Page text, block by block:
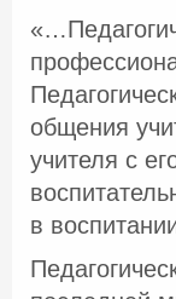
общения
учителя с
в